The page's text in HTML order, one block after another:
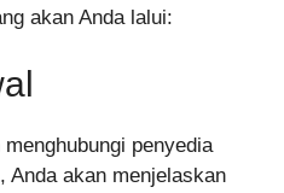
akan Anda lalui:
penyedia
Anda akan menjelaskan